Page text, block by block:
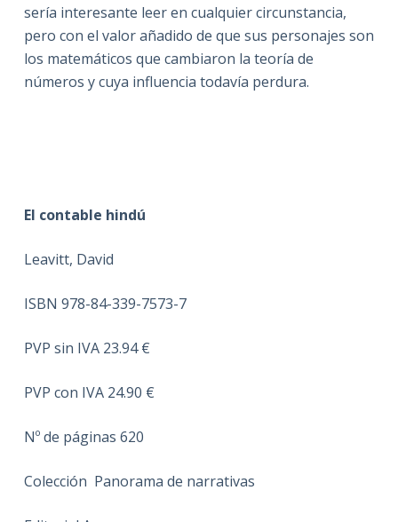
sería interesante leer en cualquier circunstancia,
pero con el valor añadido de que sus personajes son
los matemáticos que cambiaron la teoría de
números y cuya influencia todavía perdura.
El contable hindú
Leavitt, David
ISBN 978-84-339-7573-7
PVP sin IVA 23.94 €
PVP con IVA 24.90 €
Nº de páginas 620
Colección Panorama de narrativas